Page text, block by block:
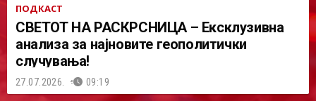
ПОДКАСТ
СВЕТОТ НА РАСКРСНИЦА – Ексклузивна
анализа за најновите геополитички
случувања!
27.07.2026. 09:19